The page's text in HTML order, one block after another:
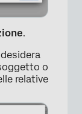
×.
o
relative